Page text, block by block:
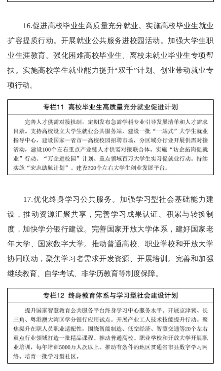
16.促进高校毕业生高质量充分就业。实施高校毕业生就业
扩容提质行动。开展就业公共服务进校园活动。加强大学生职
业生涯教育。强化困难高校毕业生、离校未就业毕业生专项帮
扶。实施高校学生就业能力提升“双千”计划、创业带动就业专
项行动。
17.优化终身学习公共服务。加强学习型社会基础能力建
设，推动资源汇聚共享，完善学习成果认证、积累与转换制
度，加快学分银行建设。完善国家开放大学体系，建好国家老
年大学、国家数字大学。推动普通高校、职业学校和开放大学
协同联动，聚焦学习者需求开发资源、开展培训。完善和加强
继续教育、自学考试、非学历教育等制度保障。